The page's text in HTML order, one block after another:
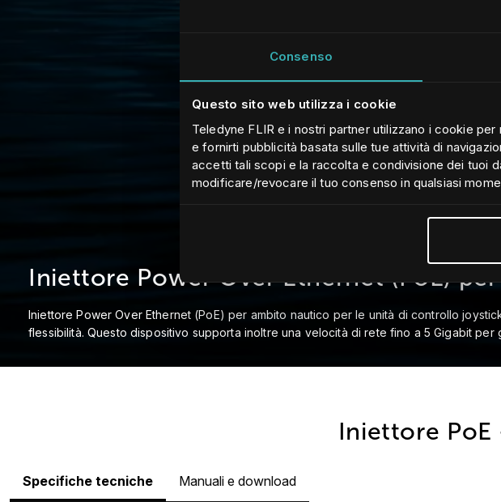
Consenso
Questo sito web utilizza i cookie
Teledyne FLIR e i nostri partner utilizzano i cookie
e fornirti pubblicità basata sulle tue attività di
accetti tali scopi e la raccolta e condivisione dei tuoi
modificare/revocare il tuo consenso in qualsiasi
Iniettore Power Over Ethernet (PoE)
Iniettore Power Over Ethernet (PoE) per ambito nautico per le unità di controllo
flessibilità. Questo dispositivo supporta inoltre una velocità di rete fino a 5 Gigabit
Iniettore PoE
Specifiche tecniche Manuali e download